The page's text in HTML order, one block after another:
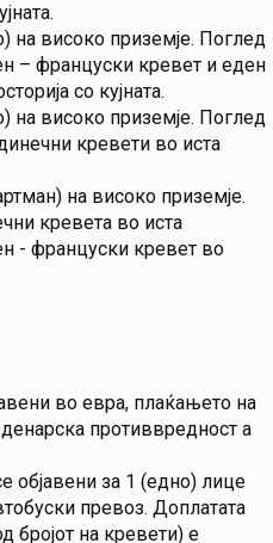
на високо приземје. Поглед
– француски кревет и еден
со кујната.
на високо приземје. Поглед
кревети во иста
на високо приземје.
кревета во иста
- француски кревет во
во евра, плаќањето на
противвредност а
објавени за 1 (едно) лице
превоз. Доплатата
бројот на кревети) е